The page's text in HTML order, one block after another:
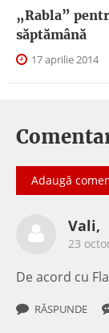
„Rabla”
săptămână
17 aprilie 2014
Adaugă
Vali,
23
De acord cu
RĂSPUNDE